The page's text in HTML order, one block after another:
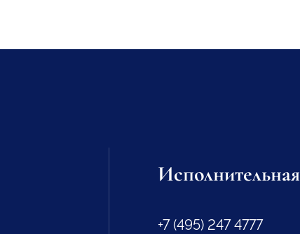
+7 (495) 247 4777